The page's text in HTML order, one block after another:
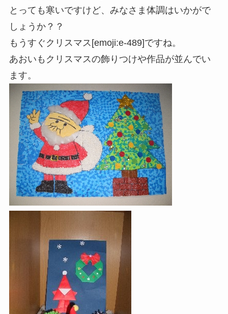
とっても寒いですけど、みなさま体調はいかがで
しょうか？？
もうすぐクリスマス[emoji:e-489]ですね。
あおいもクリスマスの飾りつけや作品が並んでい
ます。